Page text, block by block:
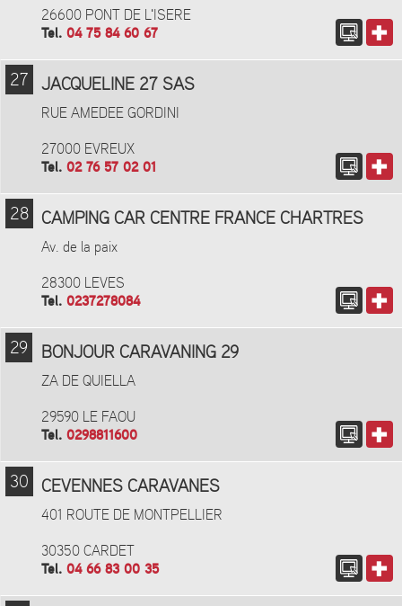
26600 PONT DE L'ISERE
Tel. 04 75 84 60 67
27 JACQUELINE 27 SAS
RUE AMEDEE GORDINI
27000 EVREUX
Tel. 02 76 57 02 01
28 CAMPING CAR CENTRE FRANCE CHARTRES
Av. de la paix
28300 LEVES
Tel. 0237278084
29 BONJOUR CARAVANING 29
ZA DE QUIELLA
29590 LE FAOU
Tel. 0298811600
30 CEVENNES CARAVANES
401 ROUTE DE MONTPELLIER
30350 CARDET
Tel. 04 66 83 00 35